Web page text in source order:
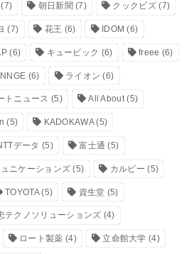
(7) 朝日新聞 (7) クックビズ(7)
(7) 花王 (6) IDOM (6)
(6) キュービック (6) freee (6)
(6) ライオン (6)
トニュース (5) All About(5)
(5) KADOKAWA(5)
データ (5) 富士通 (5)
ニケーションズ (5) カルビー (5)
TOYOTA(5) 資生堂 (5)
テクノソリューションズ (4)
ロート製薬 (4) 立命館大学 (4)